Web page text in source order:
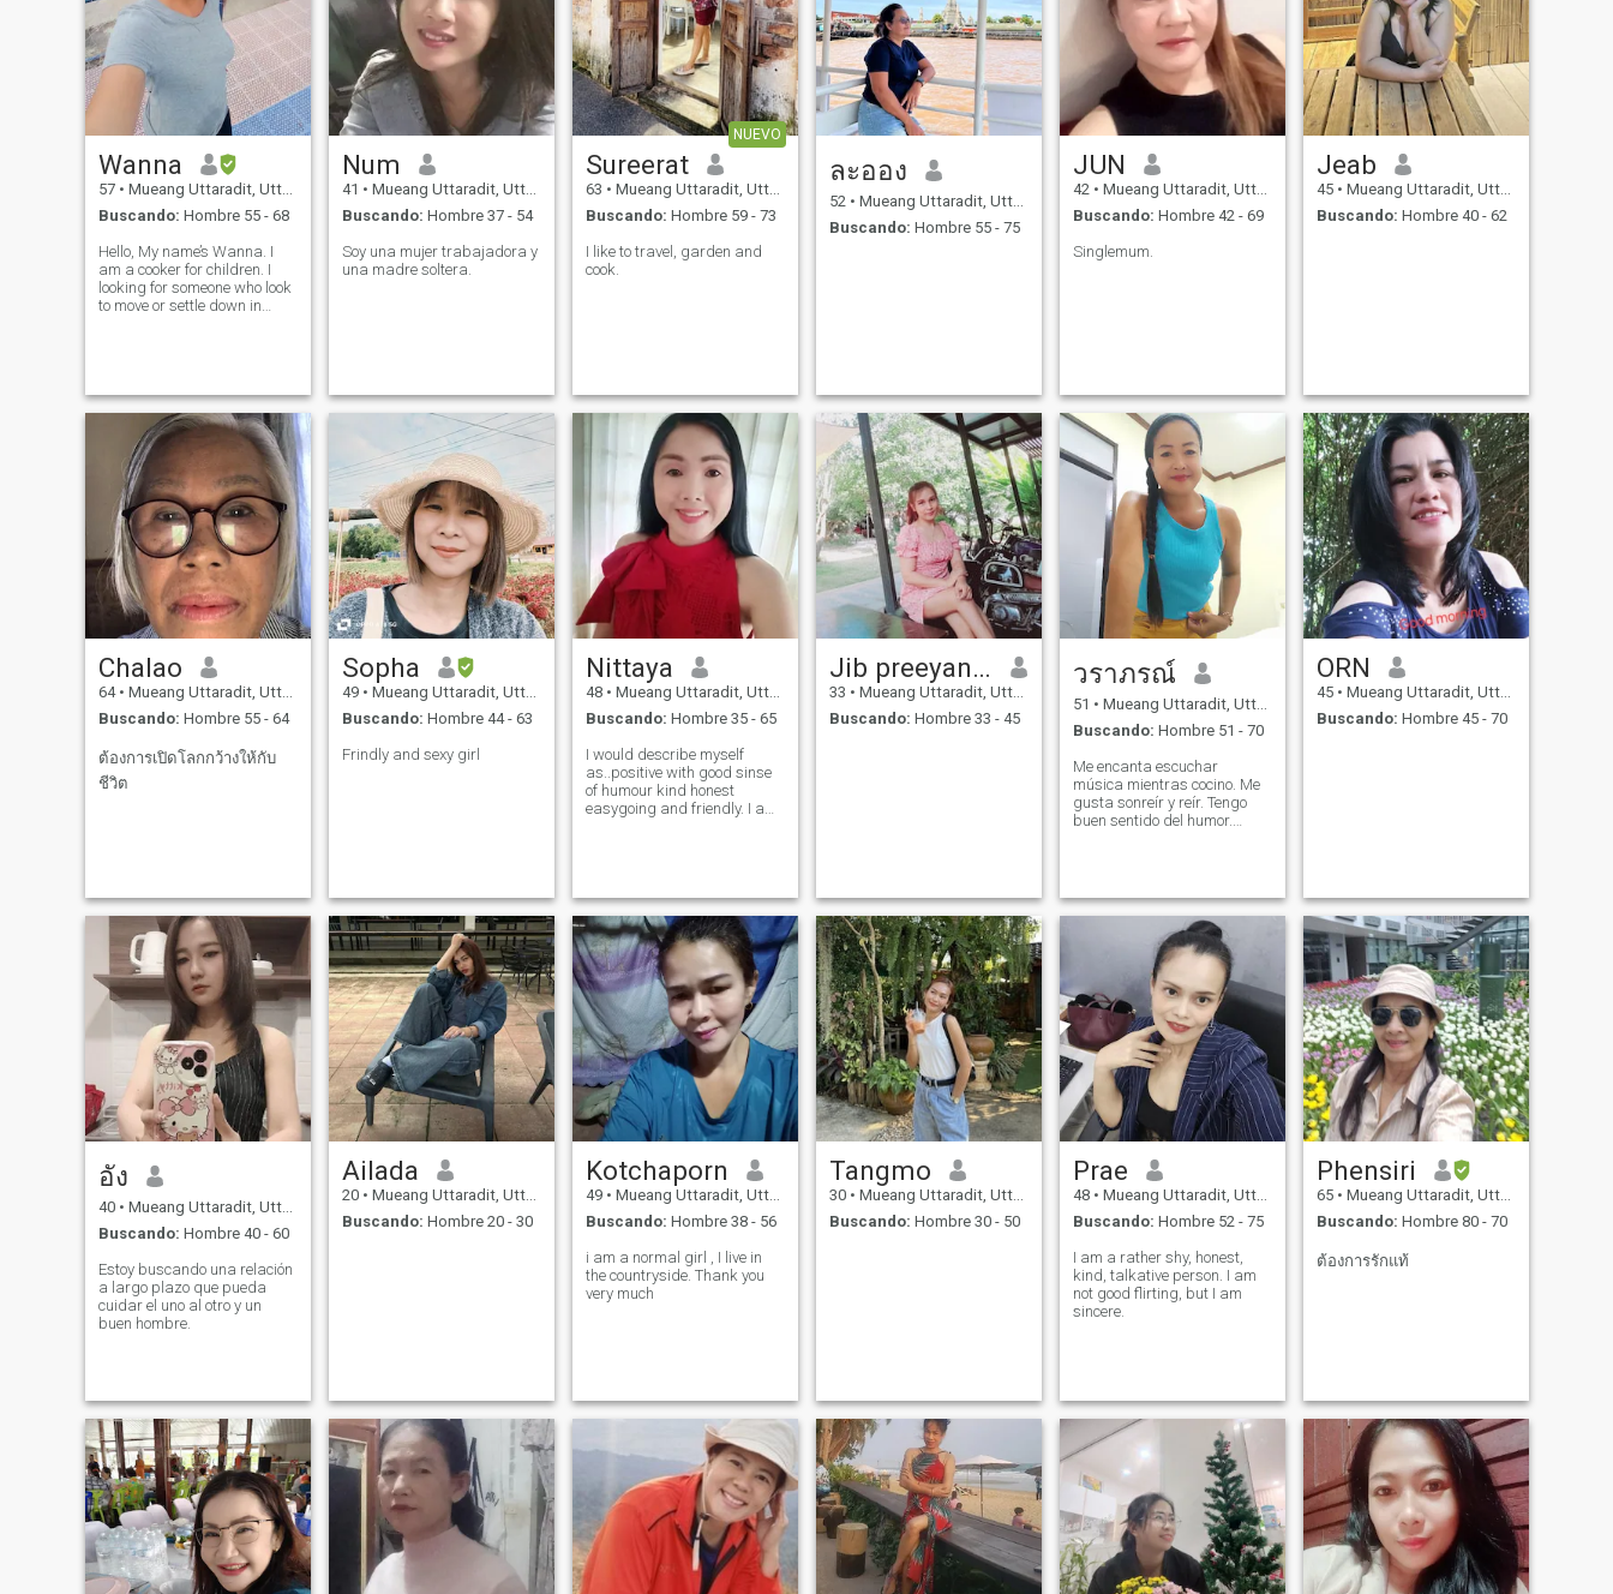
Wanna
57 • Mueang Uttaradit, Uttaradit, Tailandia
Buscando: Hombre 55 - 68
Hello, My name’s Wanna. I
am a cooker for children. I
looking for someone who look
to move or settle down in
every season, people kind
and nice, our
Num
41 • Mueang Uttaradit, Uttaradit, Tailandia
Buscando: Hombre 37 - 54
Soy una mujer trabajadora y
una madre soltera.
NUEVO
Sureerat
63 • Mueang Uttaradit, Uttaradit, Tailandia
Buscando: Hombre 59 - 73
I like to travel, garden and
cook.
ละออง
52 • Mueang Uttaradit, Uttaradit, Tailandia
Buscando: Hombre 55 - 75
JUN
42 • Mueang Uttaradit, Uttaradit, Tailandia
Buscando: Hombre 42 - 69
Singlemum.
Jeab
45 • Mueang Uttaradit, Uttaradit, Tailandia
Buscando: Hombre 40 - 62
Chalao
64 • Mueang Uttaradit, Uttaradit, Tailandia
Buscando: Hombre 55 - 64
ต้องการเปิดโลกกว้างให้กับ
ชีวิต
Sopha
49 • Mueang Uttaradit, Uttaradit, Tailandia
Buscando: Hombre 44 - 63
Frindly and sexy girl
Nittaya
48 • Mueang Uttaradit, Uttaradit, Tailandia
Buscando: Hombre 35 - 65
I would describe myself
as..positive with good sinse
of humour kind honest
easygoing and friendly. I am
woman.I’m open mind and
adju
Jib preeyanun
33 • Mueang Uttaradit, Uttaradit, Tailandia
Buscando: Hombre 33 - 45
วราภรณ์
51 • Mueang Uttaradit, Uttaradit, Tailandia
Buscando: Hombre 51 - 70
Me encanta escuchar
música mientras cocino. Me
gusta sonreír y reír. Tengo
buen sentido del humor.
ORN
45 • Mueang Uttaradit, Uttaradit, Tailandia
Buscando: Hombre 45 - 70
อัง
40 • Mueang Uttaradit, Uttaradit, Tailandia
Buscando: Hombre 40 - 60
Estoy buscando una relación
a largo plazo que pueda
cuidar el uno al otro y un
buen hombre.
Ailada
20 • Mueang Uttaradit, Uttaradit, Tailandia
Buscando: Hombre 20 - 30
Kotchaporn
49 • Mueang Uttaradit, Uttaradit, Tailandia
Buscando: Hombre 38 - 56
i am a normal girl , I live in
the countryside. Thank you
very much
Tangmo
30 • Mueang Uttaradit, Uttaradit, Tailandia
Buscando: Hombre 30 - 50
Prae
48 • Mueang Uttaradit, Uttaradit, Tailandia
Buscando: Hombre 52 - 75
I am a rather shy, honest,
kind, talkative person. I am
not good flirting, but I am
sincere.
Phensiri
65 • Mueang Uttaradit, Uttaradit, Tailandia
Buscando: Hombre 80 - 70
ต้องการรักแท้